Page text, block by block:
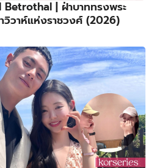
Betrothal | ฝ่าบาททรงพระ
าห์แห่งราชวงศ์ (2026)